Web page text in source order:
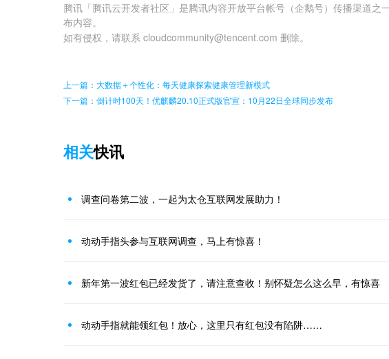
腾讯「腾讯云开发者社区」是腾讯内容开放平台帐号（企鹅号）传播渠道之
布内容。
如有侵权，请联系 cloudcommunity@tencent.com 删除。
上一篇：大数据＋个性化：每天健康探索健康管理新模式
下一篇：倒计时100天！优麒麟20.10正式版官宣：10月22日全球同步发布
相关快讯
调查问卷第二波，一起为太仓互联网发展助力！
动动手指头参与互联网调查，马上有惊喜！
新年第一波红包已经发货了，请注意查收！别怀疑怎么这么早，有惊喜
动动手指就能领红包！放心，这里只有红包没有陷阱……